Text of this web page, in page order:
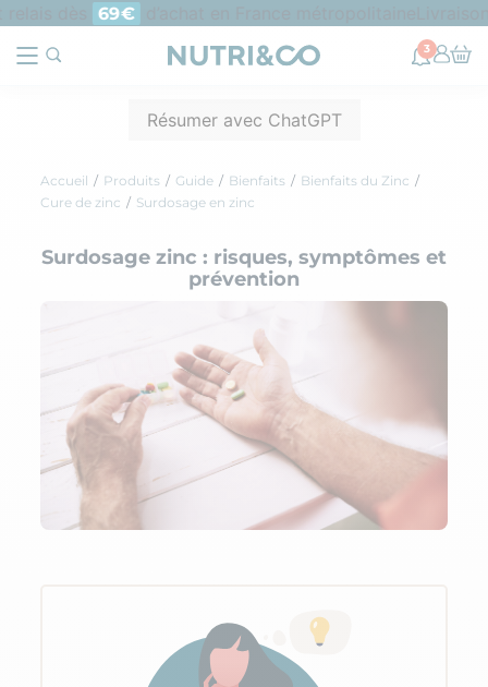
69€ d’achat en France métropolitaine
3
Résumer avec ChatGPT
Accueil Produits Guide Bienfaits
Bienfaits du Zinc
Cure de zinc
Surdosage en zinc
Surdosage zinc : risques, symptômes et
prévention